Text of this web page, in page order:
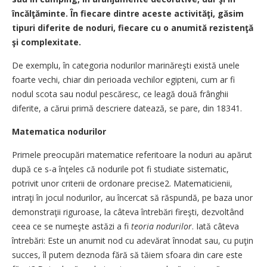
încălţăminte. În fiecare dintre aceste activităţi, găsim
tipuri diferite de noduri, fiecare cu o anumită rezistenţă
şi complexitate.
De exemplu, în categoria nodurilor marinăreşti există unele
foarte vechi, chiar din perioada vechilor egipteni, cum ar fi
nodul scota sau nodul pescăresc, ce leagă două frânghii
diferite, a cărui primă descriere datează, se pare, din 18341.
Matematica nodurilor
Primele preocupări matematice referitoare la noduri au apărut
după ce s-a înţeles că nodurile pot fi studiate sistematic,
potrivit unor criterii de ordonare precise2. Matematicienii,
intraţi în jocul nodurilor, au încercat să răspundă, pe baza unor
demonstraţii riguroase, la câteva întrebări fireşti, dezvoltând
ceea ce se numeşte astăzi a fi teoria nodurilor. Iată câteva
întrebări: Este un anumit nod cu adevărat înnodat sau, cu puţin
succes, îl putem deznoda fără să tăiem sfoara din care este